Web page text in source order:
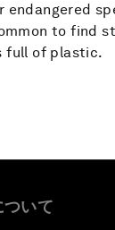
to find
full of plastic.
いて